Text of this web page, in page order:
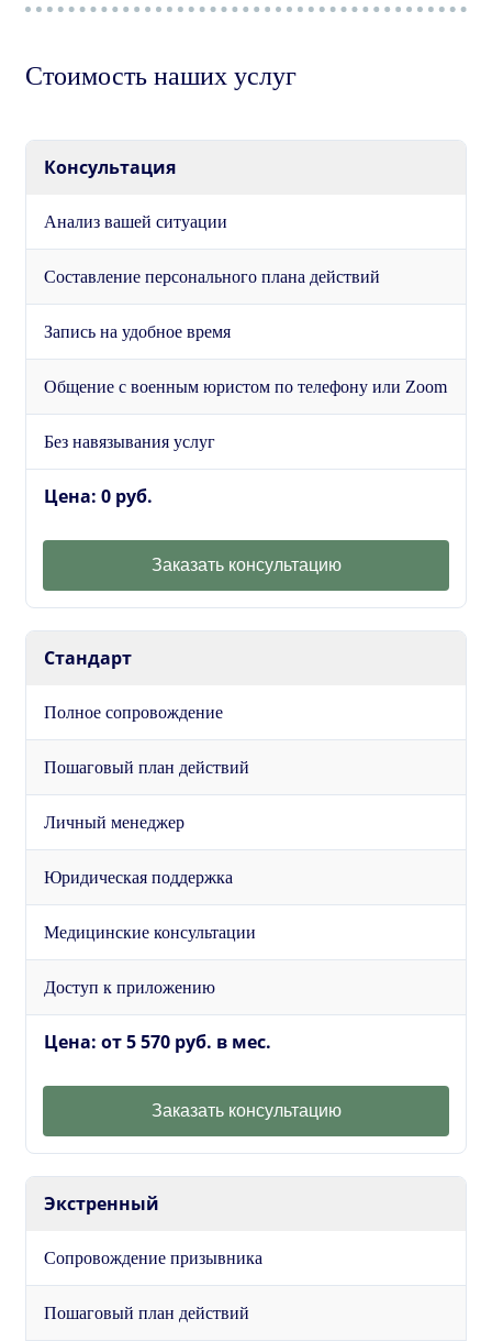
Стоимость наших услуг
Консультация
Анализ вашей ситуации
Составление персонального плана действий
Запись на удобное время
Общение с военным юристом по телефону или Zoom
Без навязывания услуг
Цена: 0 руб.
Заказать консультацию
Стандарт
Полное сопровождение
Пошаговый план действий
Личный менеджер
Юридическая поддержка
Медицинские консультации
Доступ к приложению
Цена: от 5 570 руб. в мес.
Заказать консультацию
Экстренный
Сопровождение призывника
Пошаговый план действий